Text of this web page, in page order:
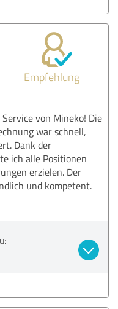
Empfehlung
von Mineko! Die
war schnell,
Dank der
ich alle Positionen
erzielen. Der
und kompetent.